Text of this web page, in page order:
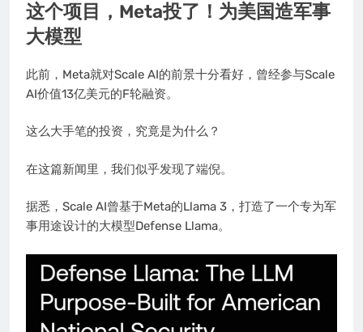
这个项目，Meta投了！为美国造军事
大模型
此前，Meta就对Scale AI的前景十分看好，曾经参与Scale
AI价值13亿美元的F轮融资。
这么大手笔的投资，究竟是为什么？
在这篇新闻里，我们似乎发现了端倪。
据悉，Scale AI曾基于Meta的Llama 3，打造了一个专为军
事用途设计的大模型Defense Llama。